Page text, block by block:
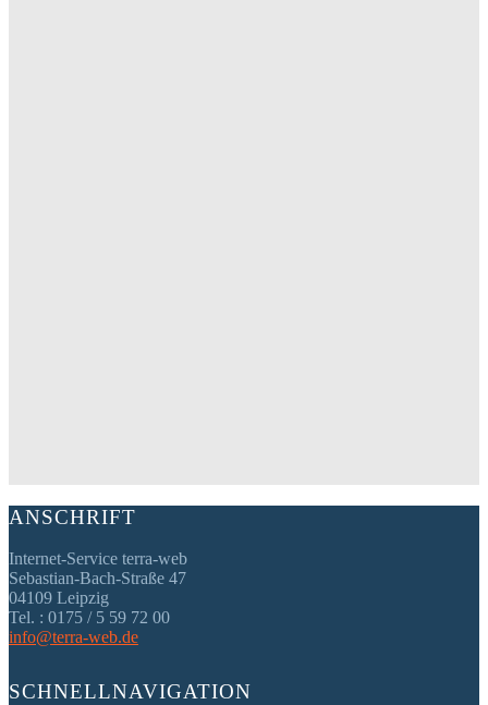
ANSCHRIFT
Internet-Service terra-web
Sebastian-Bach-Straße 47
04109 Leipzig
Tel. : 0175 / 5 59 72 00
info@terra-web.de
SCHNELLNAVIGATION